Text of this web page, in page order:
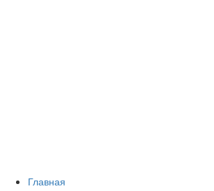
Главная